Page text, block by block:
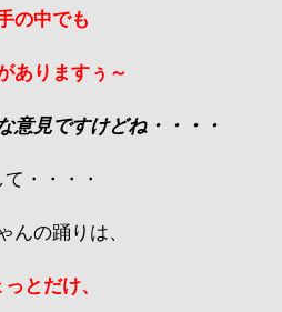
の中でも
ありますぅ～
意見ですけどね・・・・
て・・・・
んの踊りは、
とだけ、